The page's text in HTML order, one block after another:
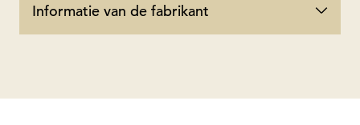
Informatie van de fabrikant